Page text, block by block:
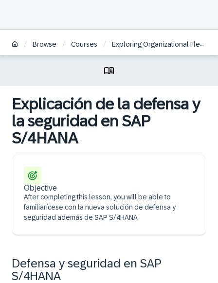
/ Browse / Courses / Exploring Organizational Flexibility in SAP S/4HANA Defense & Security | ES
Explicación de la defensa y
la seguridad en SAP
S/4HANA
Objective
After completing this lesson, you will be able to
familiarícese con la nueva solución de defensa y
seguridad además de SAP S/4HANA
Defensa y seguridad en SAP
S/4HANA